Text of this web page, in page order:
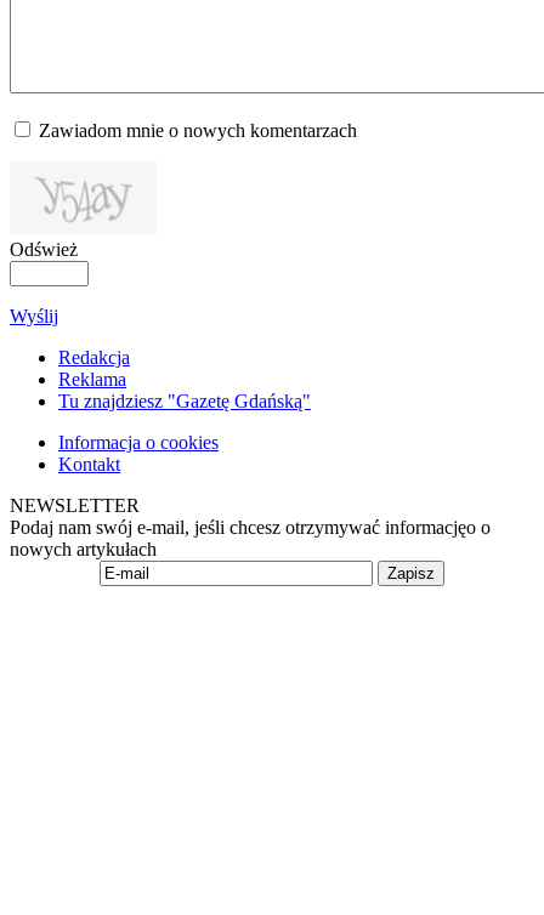
Zawiadom mnie o nowych komentarzach
Odśwież
Wyślij
Redakcja
Reklama
Tu znajdziesz "Gazetę Gdańską"
Informacja o cookies
Kontakt
NEWSLETTER
Podaj nam swój e-mail, jeśli chcesz otrzymywać informacjęo o
nowych artykułach
Zapisz